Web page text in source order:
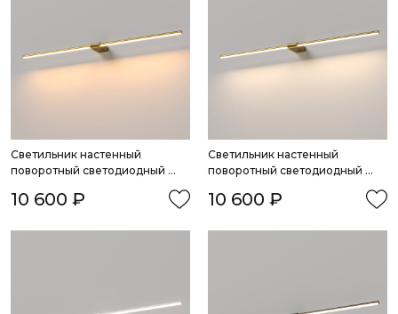
Светильник настенный
поворотный светодиодный
10 600 ₽
Cветильник настенный
поворотный светодиодный
10 600 ₽